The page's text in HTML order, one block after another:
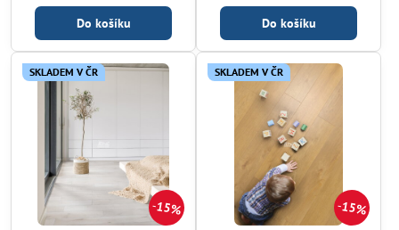
Do košíku Do košíku
15%
SKLADEM V ČR
15%
SKLADEM V ČR